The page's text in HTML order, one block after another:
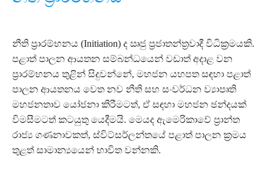
නීති ප්‍රාරම්භනය (Initiation) ද ඍජු ප්‍රජාතන්ත්‍රවාදී විධික්‍රමයකි.
පළාත් පාලන ආයතන සම්බන්ධයෙන් වඩාත් අදාළ වන
ප්‍රාරම්භනය තුළින් සිදුවන්නේ, මහජන යහපත සඳහා පළාත්
පාලන ආයතනය වෙත නව නීති සහ සංවර්ධන ව්‍යාපෘති
මහජනතාව යෝජනා කිරීමටත්, ඒ සඳහා මහජන ඡන්දයක්
විමසීමටත් කටයුතු යෙදීමයි. මෙයද ඇමෙරිකාවේ ප්‍රාන්ත
රාජ්‍ය ගණනාවකත්, ස්විට්සර්ලන්තයේ පළාත් පාලන ක්‍රමය
තුළත් සාමාන්‍යයෙන් භාවිත වන්නකි.